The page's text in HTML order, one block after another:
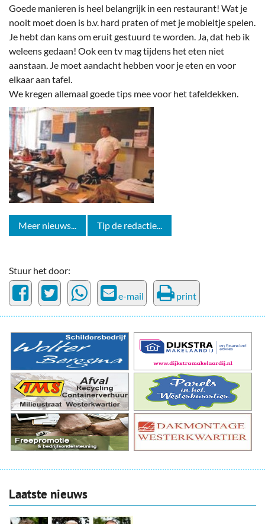
Goede manieren is heel belangrijk in een restaurant! Wat je
nooit moet doen is b.v. hard praten of met je mobieltje spelen.
Je hebt dan kans om eruit gestuurd te worden. Ja, dat heb ik
weleens gedaan! Ook een tv mag tijdens het eten niet
aanstaan. Je moet aandacht hebben voor je eten en voor
elkaar aan tafel.
We kregen allemaal goede tips mee voor het tafeldekken.
Meer nieuws... Tip de redactie...
Stuur het door:
e-mail print
Laatste nieuws